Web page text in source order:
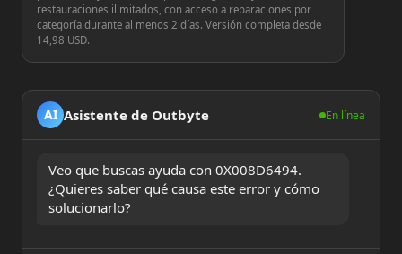
restauraciones ilimitados, con acceso a reparaciones por
categoría durante al menos 2 días. Versión completa desde
14,98 USD.
AI Asistente de Outbyte En línea
Veo que buscas ayuda con 0X008D6494.
¿Quieres saber qué causa este error y cómo
solucionarlo?